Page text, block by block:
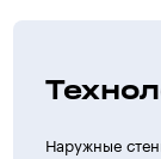
Наружные